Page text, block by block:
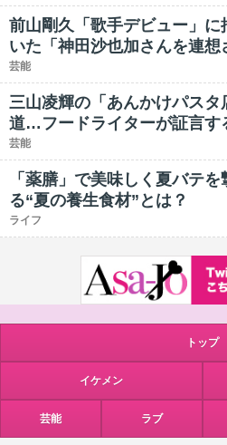
前山剛久「歌手デビュー」
いた「神田沙也加さんを連想
芸能
三山凌輝の「あんかけパスタ
道…フードライターが証言す
芸能
「薬膳」で美味しく夏バテ
る“夏の養生食材”とは？
ライフ
トップ
イケメン
芸能 ラブ